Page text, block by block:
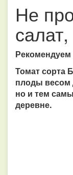
Не
Томат сорта
плоды весом
но и тем
деревне.